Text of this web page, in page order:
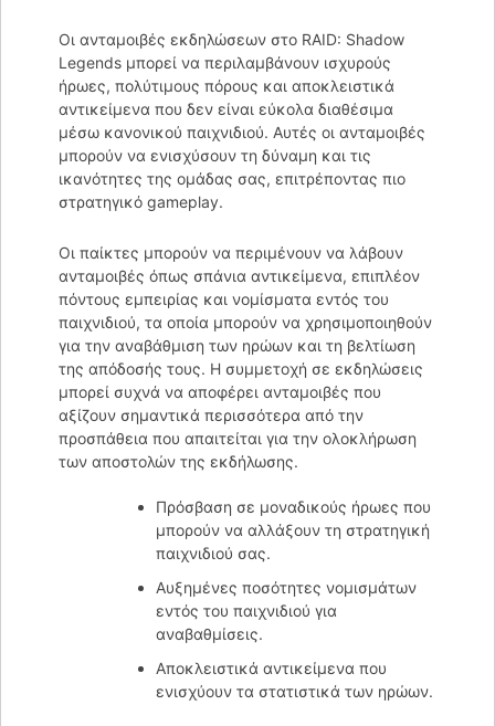
Οι ανταμοιβές εκδηλώσεων στο RAID: Shadow
Legends μπορεί να περιλαμβάνουν ισχυρούς
ήρωες, πολύτιμους πόρους και αποκλειστικά
αντικείμενα που δεν είναι εύκολα διαθέσιμα
μέσω κανονικού παιχνιδιού. Αυτές οι ανταμοιβές
μπορούν να ενισχύσουν τη δύναμη και τις
ικανότητες της ομάδας σας, επιτρέποντας πιο
στρατηγικό gameplay.
Οι παίκτες μπορούν να περιμένουν να λάβουν
ανταμοιβές όπως σπάνια αντικείμενα, επιπλέον
πόντους εμπειρίας και νομίσματα εντός του
παιχνιδιού, τα οποία μπορούν να χρησιμοποιηθούν
για την αναβάθμιση των ηρώων και τη βελτίωση
της απόδοσής τους. Η συμμετοχή σε εκδηλώσεις
μπορεί συχνά να αποφέρει ανταμοιβές που
αξίζουν σημαντικά περισσότερα από την
προσπάθεια που απαιτείται για την ολοκλήρωση
των αποστολών της εκδήλωσης.
Πρόσβαση σε μοναδικούς ήρωες που
μπορούν να αλλάξουν τη στρατηγική
παιχνιδιού σας.
Αυξημένες ποσότητες νομισμάτων
εντός του παιχνιδιού για
αναβαθμίσεις.
Αποκλειστικά αντικείμενα που
ενισχύουν τα στατιστικά των ηρώων.